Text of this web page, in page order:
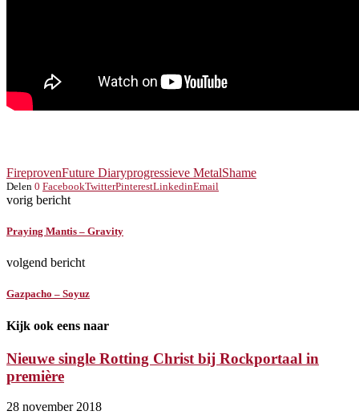
FireprovenFuture Diaryprogressieve MetalShame
Delen 0 FacebookTwitterPinterestLinkedinEmail
vorig bericht
Praying Mantis – Gravity
volgend bericht
Gazpacho – Soyuz
Kijk ook eens naar
Nieuwe single Rotting Christ bij Rockportaal in
première
28 november 2018